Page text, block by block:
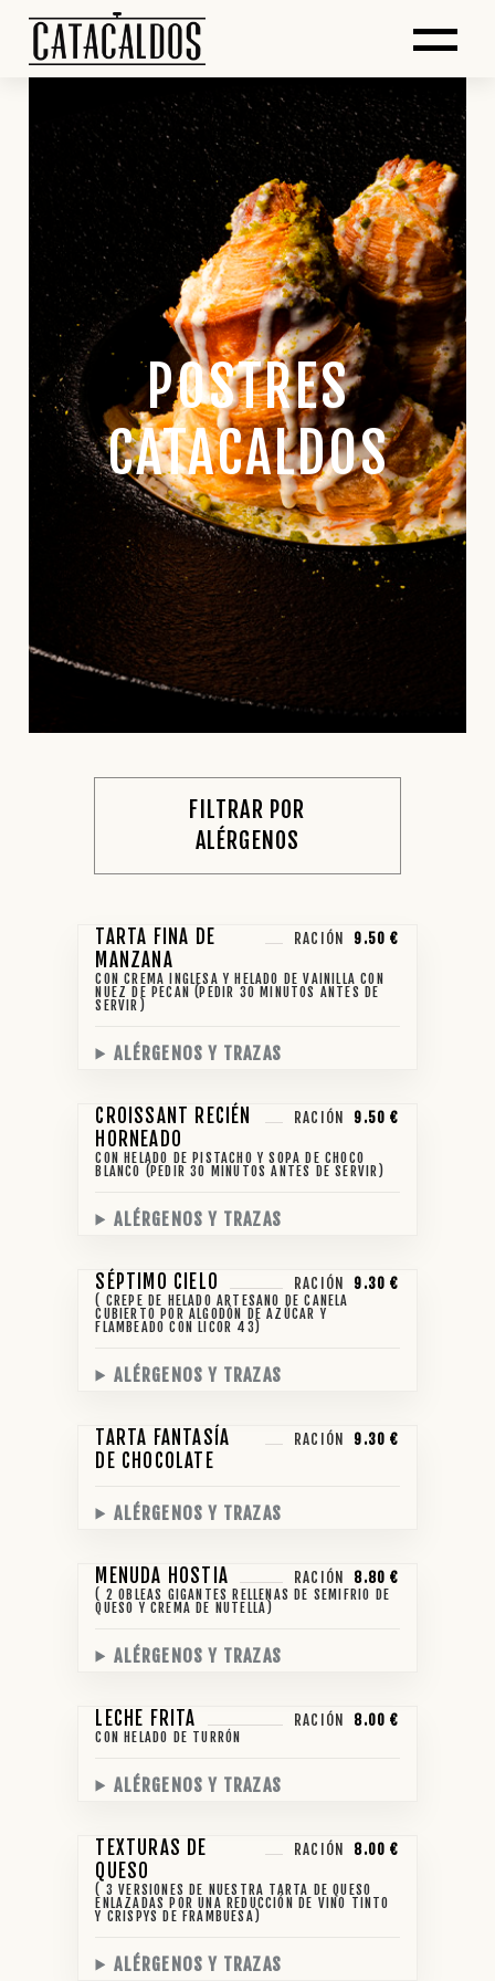
POSTRES
CATACALDOS
FILTRAR POR
ALÉRGENOS
TARTA FINA DE
MANZANA
RACIÓN 9.50 €
CON CREMA INGLESA Y HELADO DE VAINILLA CON
NUEZ DE PECAN (PEDIR 30 MINUTOS ANTES DE
SERVIR)
ALÉRGENOS Y TRAZAS
CROISSANT RECIÉN
HORNEADO
RACIÓN 9.50 €
CON HELADO DE PISTACHO Y SOPA DE CHOCO
BLANCO (PEDIR 30 MINUTOS ANTES DE SERVIR)
ALÉRGENOS Y TRAZAS
SÉPTIMO CIELO RACIÓN 9.30 €
( CREPE DE HELADO ARTESANO DE CANELA
CUBIERTO POR ALGODÓN DE AZÚCAR Y
FLAMBEADO CON LICOR 43)
ALÉRGENOS Y TRAZAS
TARTA FANTASÍA
DE CHOCOLATE
RACIÓN 9.30 €
ALÉRGENOS Y TRAZAS
MENUDA HOSTIA RACIÓN 8.80 €
( 2 OBLEAS GIGANTES RELLENAS DE SEMIFRIO DE
QUESO Y CREMA DE NUTELLA)
ALÉRGENOS Y TRAZAS
LECHE FRITA RACIÓN 8.00 €
CON HELADO DE TURRÓN
ALÉRGENOS Y TRAZAS
TEXTURAS DE
QUESO
RACIÓN 8.00 €
( 3 VERSIONES DE NUESTRA TARTA DE QUESO
ENLAZADAS POR UNA REDUCCIÓN DE VINO TINTO
Y CRISPYS DE FRAMBUESA)
ALÉRGENOS Y TRAZAS